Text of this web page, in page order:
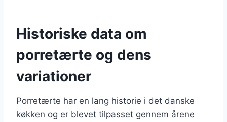
Historiske data om
porretærte og dens
variationer
Porretærte har en lang historie i det danske
køkken og er blevet tilpasset gennem årene